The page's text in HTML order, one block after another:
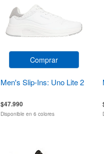
Comprar
Men's Slip-Ins: Uno Lite 2
$47.990
Disponible en 6 colores